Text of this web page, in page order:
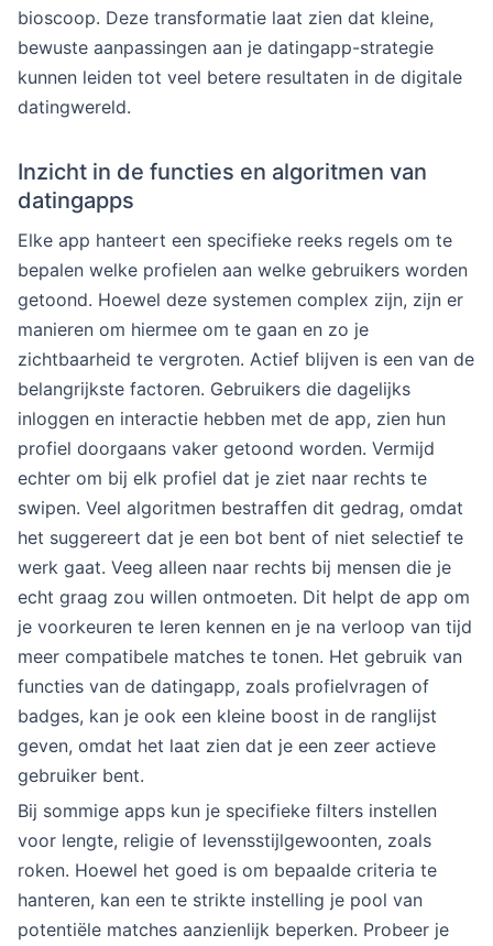
bioscoop. Deze transformatie laat zien dat kleine,
bewuste aanpassingen aan je datingapp-strategie
kunnen leiden tot veel betere resultaten in de digitale
datingwereld.
Inzicht in de functies en algoritmen van
datingapps
Elke app hanteert een specifieke reeks regels om te
bepalen welke profielen aan welke gebruikers worden
getoond. Hoewel deze systemen complex zijn, zijn er
manieren om hiermee om te gaan en zo je
zichtbaarheid te vergroten. Actief blijven is een van de
belangrijkste factoren. Gebruikers die dagelijks
inloggen en interactie hebben met de app, zien hun
profiel doorgaans vaker getoond worden. Vermijd
echter om bij elk profiel dat je ziet naar rechts te
swipen. Veel algoritmen bestraffen dit gedrag, omdat
het suggereert dat je een bot bent of niet selectief te
werk gaat. Veeg alleen naar rechts bij mensen die je
echt graag zou willen ontmoeten. Dit helpt de app om
je voorkeuren te leren kennen en je na verloop van tijd
meer compatibele matches te tonen. Het gebruik van
functies van de datingapp, zoals profielvragen of
badges, kan je ook een kleine boost in de ranglijst
geven, omdat het laat zien dat je een zeer actieve
gebruiker bent.
Bij sommige apps kun je specifieke filters instellen
voor lengte, religie of levensstijlgewoonten, zoals
roken. Hoewel het goed is om bepaalde criteria te
hanteren, kan een te strikte instelling je pool van
potentiële matches aanzienlijk beperken. Probeer je